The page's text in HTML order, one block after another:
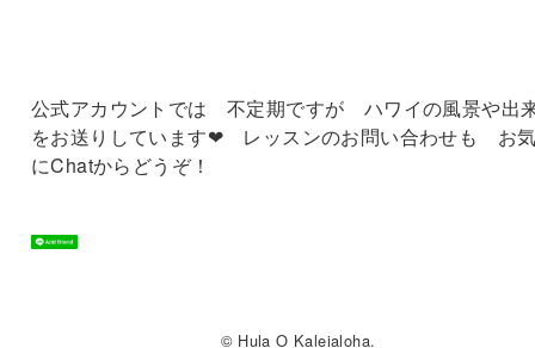
公式アカウントでは 不定期ですが ハワイの風景や出
をお送りしています❤ レッスンのお問い合わせも お
にChatからどうぞ！
© Hula O Kaleialoha.